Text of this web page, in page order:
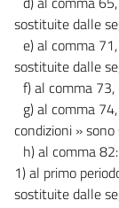
sostituite dalle
e) al comma
sostituite dalle
f) al comma 73,
g) al comma
condizioni »
h) al comma 82:
1) al primo
sostituite dalle